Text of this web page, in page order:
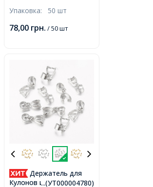
Серебро, 6.5х2мм,
3мм, Отверстие 2мм,
Упаковка: 50 шт
78,00 грн. / 50 шт
...(УТ000004780)
Держатель для
Кулонов и Подвесок